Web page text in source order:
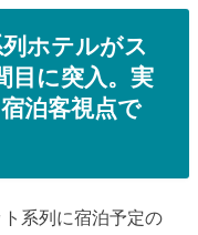
ホテルがス
目に突入。実
泊客視点で
系列に宿泊予定の